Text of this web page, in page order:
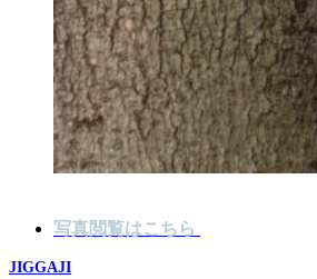
写真閲覧はこちら
JIGGAJI